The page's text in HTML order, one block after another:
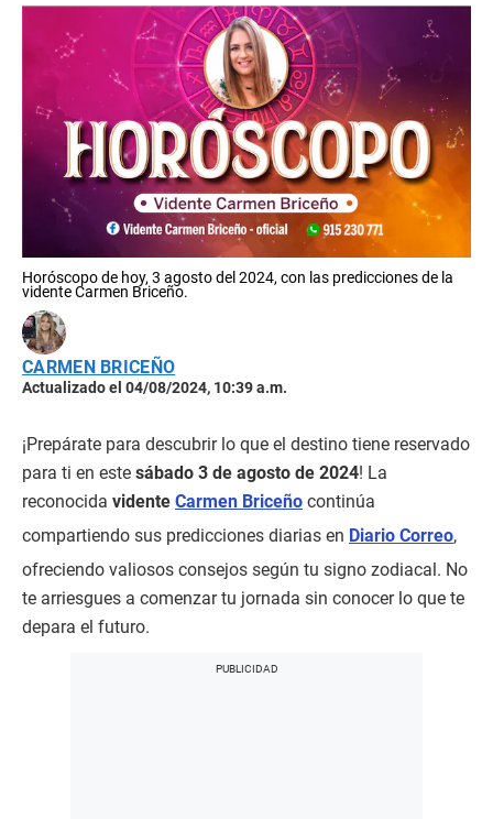
Horóscopo de hoy, 3 agosto del 2024, con las predicciones de la
vidente Carmen Briceño.
CARMEN BRICEÑO
Actualizado el 04/08/2024, 10:39 a.m.
¡Prepárate para descubrir lo que el destino tiene reservado
para ti en este sábado 3 de agosto de 2024! La
reconocida vidente Carmen Briceño continúa
compartiendo sus predicciones diarias en Diario Correo,
ofreciendo valiosos consejos según tu signo zodiacal. No
te arriesgues a comenzar tu jornada sin conocer lo que te
depara el futuro.